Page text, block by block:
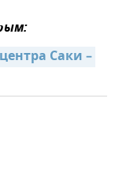
Саки –